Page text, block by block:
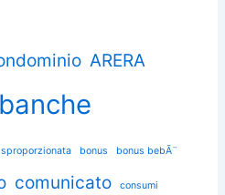
ARERA
banche
bonus bonus bebÃ¨
comunicato consumi